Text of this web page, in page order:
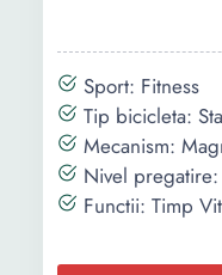
Sport: Fitness
Tip bicicleta:
Mecanism:
Nivel
Functii: Timp